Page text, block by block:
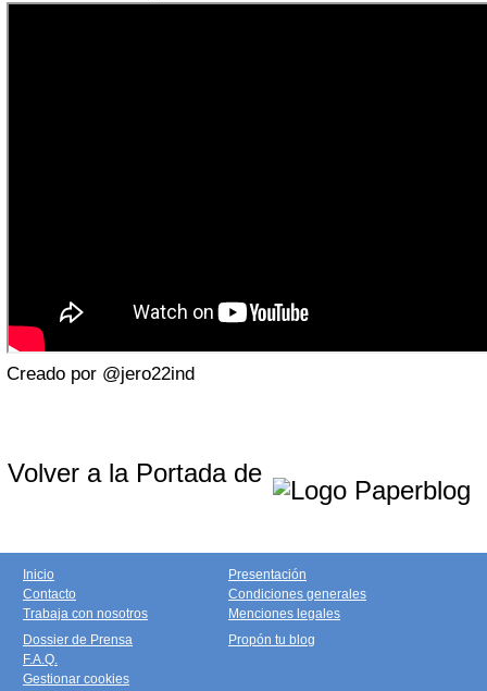
Creado por @jero22ind
Volver a la Portada de
Inicio
Contacto
Trabaja con nosotros
Presentación
Condiciones generales
Menciones legales
Dossier de Prensa
F.A.Q.
Gestionar cookies
Propón tu blog